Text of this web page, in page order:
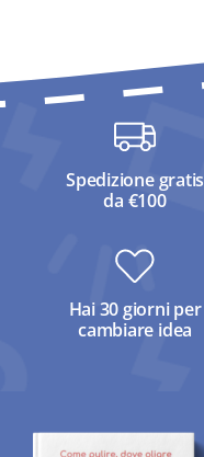
Spedizione gratis
da €100
Hai 30 giorni per
cambiare idea